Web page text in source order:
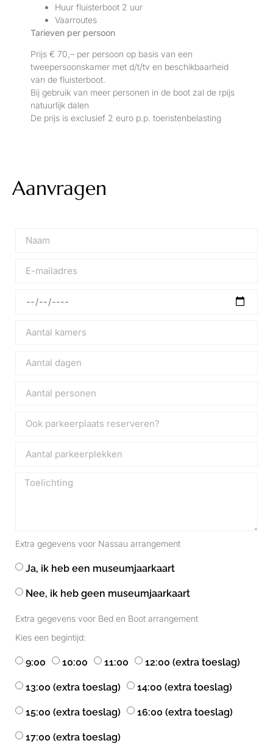
Huur fluisterboot 2 uur
Vaarroutes
Tarieven per persoon
Prijs € 70,– per persoon op basis van een
tweepersoonskamer met d/t/tv en beschikbaarheid
van de fluisterboot.
Bij gebruik van meer personen in de boot zal de rpijs
natuurlijk dalen
De prijs is exclusief 2 euro p.p. toeristenbelasting
Aanvragen
Extra gegevens voor Nassau arrangement
Ja, ik heb een museumjaarkaart
Nee, ik heb geen museumjaarkaart
Extra gegevens voor Bed en Boot arrangement
Kies een begintijd:
9:00 10:00 11:00 12:00 (extra toeslag)
13:00 (extra toeslag) 14:00 (extra toeslag)
15:00 (extra toeslag) 16:00 (extra toeslag)
17:00 (extra toeslag)